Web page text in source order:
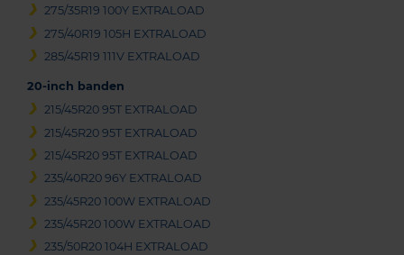
275/35R19 100Y EXTRALOAD
275/40R19 105H EXTRALOAD
285/45R19 111V EXTRALOAD
20-inch banden
215/45R20 95T EXTRALOAD
215/45R20 95T EXTRALOAD
215/45R20 95T EXTRALOAD
235/40R20 96Y EXTRALOAD
235/45R20 100W EXTRALOAD
235/45R20 100W EXTRALOAD
235/50R20 104H EXTRALOAD